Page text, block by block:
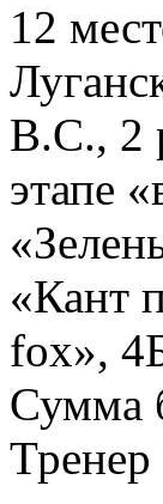
12
В.С., 2
этапе
«Кант
fox»,
Сумма